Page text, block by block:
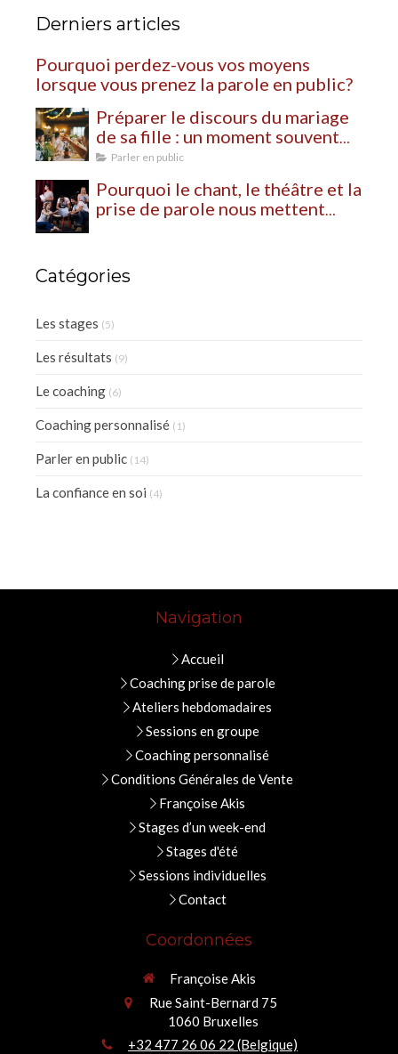
Derniers articles
Pourquoi perdez-vous vos moyens
lorsque vous prenez la parole en public?
Préparer le discours du mariage
de sa fille : un moment souvent
plus bouleversant qu’on ne
Parler en public
Pourquoi le chant, le théâtre et la
prise de parole nous mettent
Catégories
Les stages (5)
Les résultats (9)
Le coaching (6)
Coaching personnalisé (1)
Parler en public (14)
La confiance en soi (4)
Navigation
Accueil
Coaching prise de parole
Ateliers hebdomadaires
Sessions en groupe
Coaching personnalisé
Conditions Générales de Vente
Françoise Akis
Stages d’un week-end
Stages d'été
Sessions individuelles
Contact
Coordonnées
Françoise Akis
Rue Saint-Bernard 75
1060 Bruxelles
+32 477 26 06 22 (Belgique)